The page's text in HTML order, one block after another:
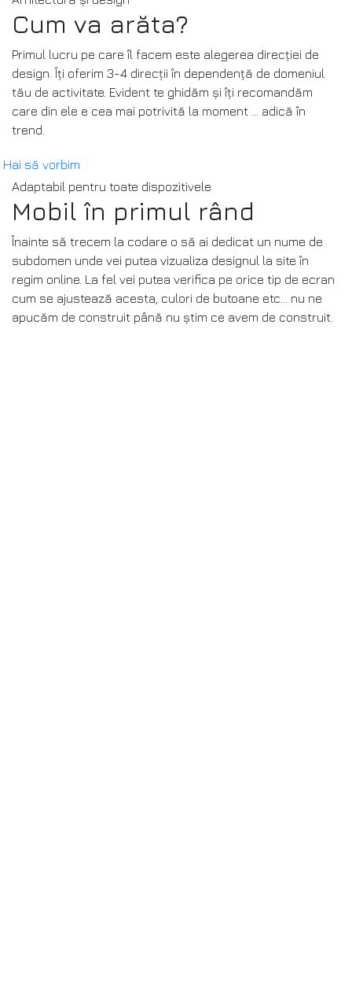
Cum va arăta?
Primul lucru pe care îl facem este alegerea direcției de
design. Îți oferim 3-4 direcții în dependență de domeniul
tău de activitate. Evident te ghidăm și îți recomandăm
care din ele e cea mai potrivită la moment ... adică în
trend.
Hai să vorbim
Adaptabil pentru toate dispozitivele
Mobil în primul rând
Înainte să trecem la codare o să ai dedicat un nume de
subdomen unde vei putea vizualiza designul la site în
regim online. La fel vei putea verifica pe orice tip de ecran
cum se ajustează acesta, culori de butoane etc... nu ne
apucăm de construit până nu știm ce avem de construit.